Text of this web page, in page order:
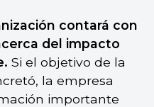
contará con
del impacto
Si el objetivo de la
la empresa
importante